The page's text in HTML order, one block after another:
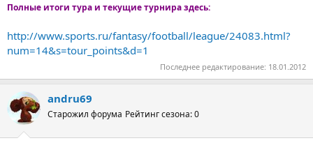
Полные итоги тура и текущие турнира здесь:
http://www.sports.ru/fantasy/football/league/24083.html?
num=14&s=tour_points&d=1
Последнее редактирование: 18.01.2012
andru69
Старожил форума Рейтинг сезона: 0